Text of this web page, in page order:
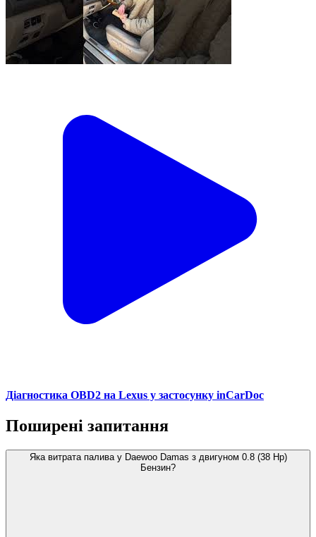
Діагностика OBD2 на Lexus у застосунку inCarDoc
Поширені запитання
Яка витрата палива у Daewoo Damas з двигуном 0.8 (38 Hp)
Бензин?